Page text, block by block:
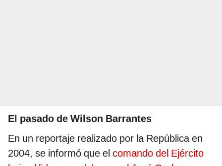
El pasado de Wilson Barrantes
En un reportaje realizado por la República en
2004, se informó que el comando del Ejército